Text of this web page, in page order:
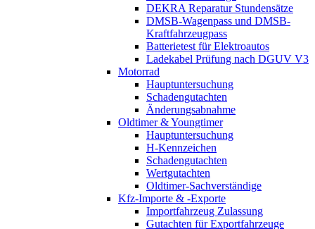
DEKRA Reparatur Stundensätze
DMSB-Wagenpass und DMSB-
Kraftfahrzeugpass
Batterietest für Elektroautos
Ladekabel Prüfung nach DGUV V3
Motorrad
Hauptuntersuchung
Schadengutachten
Änderungsabnahme
Oldtimer & Youngtimer
Hauptuntersuchung
H-Kennzeichen
Schadengutachten
Wertgutachten
Oldtimer-Sachverständige
Kfz-Importe & -Exporte
Importfahrzeug Zulassung
Gutachten für Exportfahrzeuge